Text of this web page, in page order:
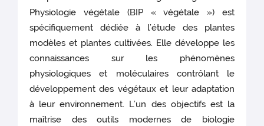
Physiologie végétale (BIP « végétale ») est
spécifiquement dédiée à l’étude des plantes
modèles et plantes cultivées. Elle développe les
connaissances sur les phénomènes
physiologiques et moléculaires contrôlant le
développement des végétaux et leur adaptation
à leur environnement. L’un des objectifs est la
maîtrise des outils modernes de biologie